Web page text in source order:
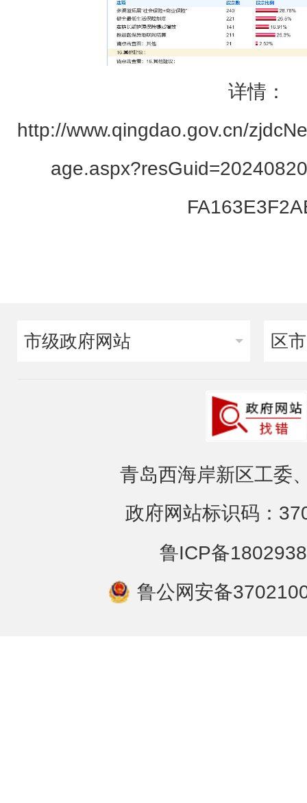
详情：
http://www.qingdao.gov.cn/
市级政府网站 区
青岛西海岸新区工委
政府网站标识码：
鲁ICP备
鲁公网安备